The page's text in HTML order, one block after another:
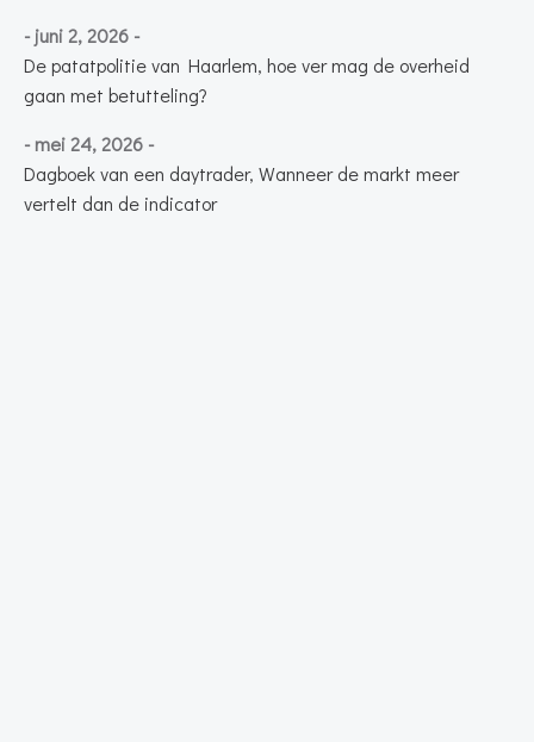
- juni 2, 2026 -
De patatpolitie van Haarlem, hoe ver mag de overheid
gaan met betutteling?
- mei 24, 2026 -
Dagboek van een daytrader, Wanneer de markt meer
vertelt dan de indicator